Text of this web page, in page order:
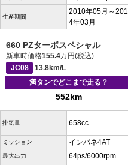
生産期間
2010年05月～201
4年03月
660 PZターボスペシャル
新車時価格155.4万円(税込)
JC08
13.8km/L
満タンでどこまで走る？
552km
排気量 658cc
ミッション インパネ4AT
最大出力 64ps/6000rpm